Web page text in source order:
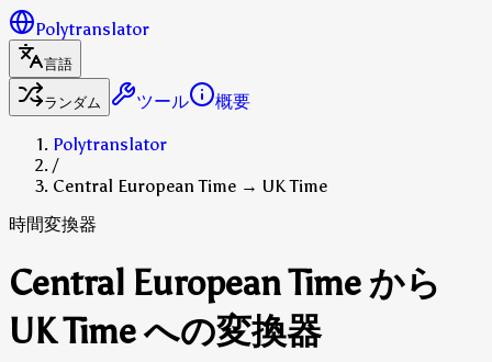
Polytranslator
言語
ランダム ツール 概要
Polytranslator
/
Central European Time → UK Time
時間変換器
Central European Time から
UK Time への変換器